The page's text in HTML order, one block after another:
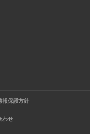
報保護方針
わせ